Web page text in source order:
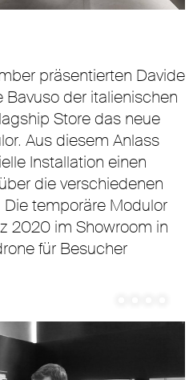
präsentierten Davide
der italienischen
Store das neue
Aus diesem Anlass
Installation einen
die verschiedenen
temporäre Modulor
2020 im Showroom in
für Besucher